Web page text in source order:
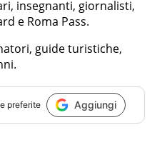
insegnanti, giornalisti,
e Roma Pass.
guide turistiche,
preferite Aggiungi